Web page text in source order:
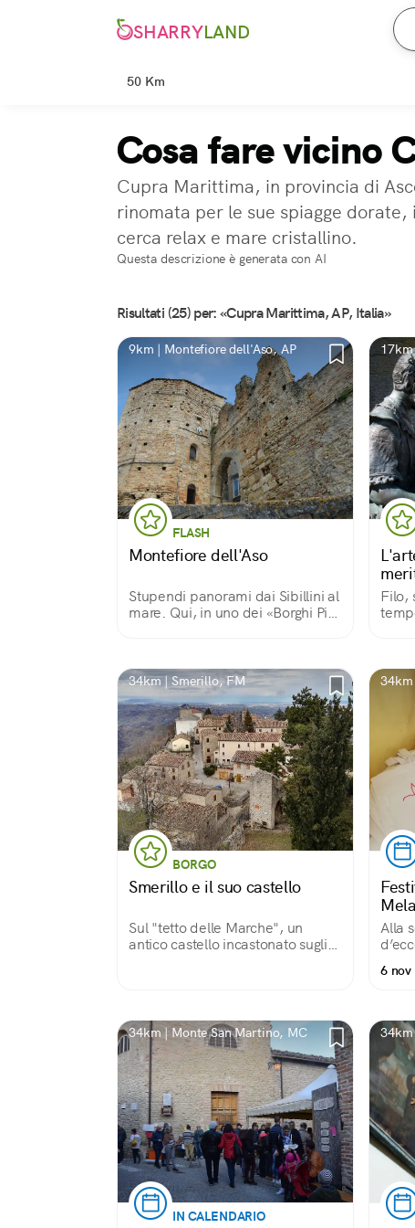
SHARRYLAND
50 Km
Cosa fare vicino
Cupra Marittima, in provincia di
rinomata per le sue spiagge
cerca relax e mare cristallino.
Questa descrizione è generata con AI
Risultati (25) per: «Cupra Marittima, AP, Italia»
9km | Montefiore dell'Aso, AP
FLASH
Montefiore dell'Aso
Stupendi panorami dai Sibillini al
mare. Qui, in uno dei «Borghi Più
altri… scopriteli voi!
Filo,
34km | Smerillo, FM
BORGO
Smerillo e il suo castello
Sul "tetto delle Marche", un
antico castello incastonato sugli
Alla
6 nov
34km | Monte San Martino, MC
IN CALENDARIO